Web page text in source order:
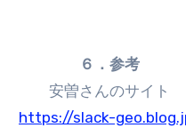
６．参考
安曽さんのサイト
https://slack-